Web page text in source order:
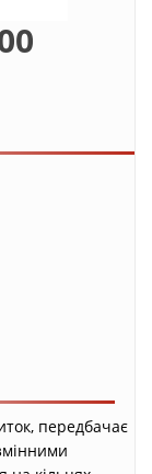
передбачає